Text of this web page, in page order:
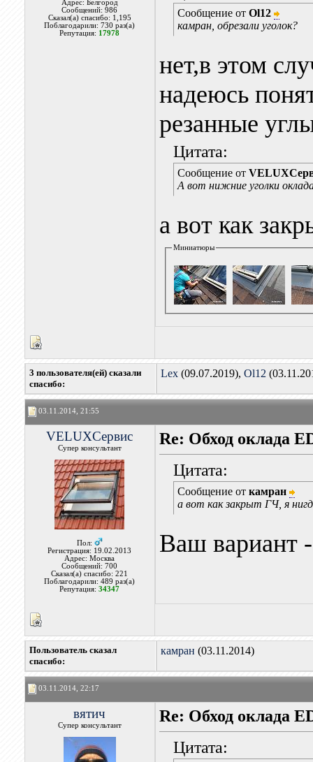
Адрес: Белгород
Сообщений: 986
Сказал(а) спасибо: 1,195
Поблагодарили: 730 раз(а)
Репутация: 17978
Сообщение от Ol12
камран, обрезали уголок?
нет,в этом
надеюсь
резанные
Цитата:
Сообщение от
А вот нижние уголки
а вот как
Миниатюры
3 пользователя(ей) сказали
cпасибо:
Lex(09.07.2019), Ol12
03.11.2014, 21:55
VELUXСервис
Супер консультант
Пол:
Регистрация: 19.02.2013
Адрес: Москва
Сообщений: 700
Сказал(а) спасибо: 221
Поблагодарили: 489 раз(а)
Репутация:34347
Re: Обход оклада
Цитата:
Сообщение от камран
а вот как закрыт ГЧ, я
Ваш вариант
Пользователь сказал
cпасибо:
камран (03.11.2014)
03.11.2014, 22:17
вятич
Супер консультант
Re: Обход оклада
Цитата: